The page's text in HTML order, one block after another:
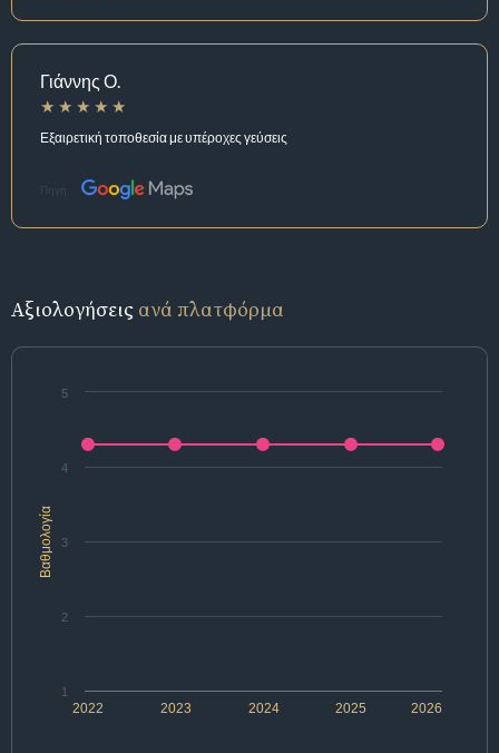
Γιάννης Ο.
Εξαιρετική τοποθεσία με υπέροχες γεύσεις
Πηγή:
Αξιολογήσεις ανά πλατφόρμα
Βαθμολογία
2022 2024 2026
2023 2025
1
2
3
4
5